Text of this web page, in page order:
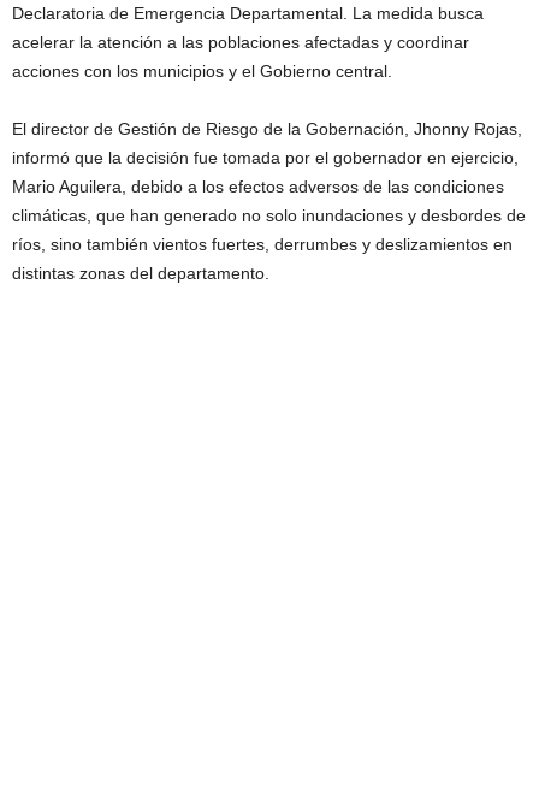
Declaratoria de Emergencia Departamental. La medida busca
acelerar la atención a las poblaciones afectadas y coordinar
acciones con los municipios y el Gobierno central.
El director de Gestión de Riesgo de la Gobernación, Jhonny Rojas,
informó que la decisión fue tomada por el gobernador en ejercicio,
Mario Aguilera, debido a los efectos adversos de las condiciones
climáticas, que han generado no solo inundaciones y desbordes de
ríos, sino también vientos fuertes, derrumbes y deslizamientos en
distintas zonas del departamento.